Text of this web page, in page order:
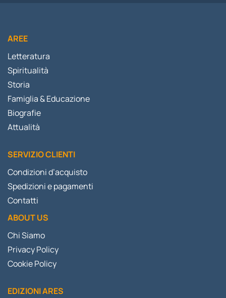
AREE
Letteratura
Spiritualità
Storia
Famiglia & Educazione
Biografie
Attualità
SERVIZIO CLIENTI
Condizioni d’acquisto
Spedizioni e pagamenti
Contatti
ABOUT US
Chi Siamo
Privacy Policy
Cookie Policy
EDIZIONI ARES